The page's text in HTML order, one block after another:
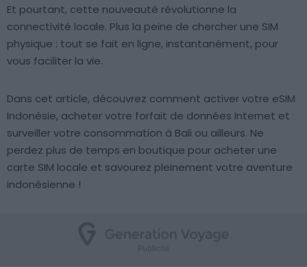
Et pourtant, cette nouveauté révolutionne la
connectivité locale. Plus la peine de chercher une SIM
physique : tout se fait en ligne, instantanément, pour
vous faciliter la vie.
Dans cet article, découvrez comment activer votre eSIM
Indonésie, acheter votre forfait de données Internet et
surveiller votre consommation à Bali ou ailleurs. Ne
perdez plus de temps en boutique pour acheter une
carte SIM locale et savourez pleinement votre aventure
indonésienne !